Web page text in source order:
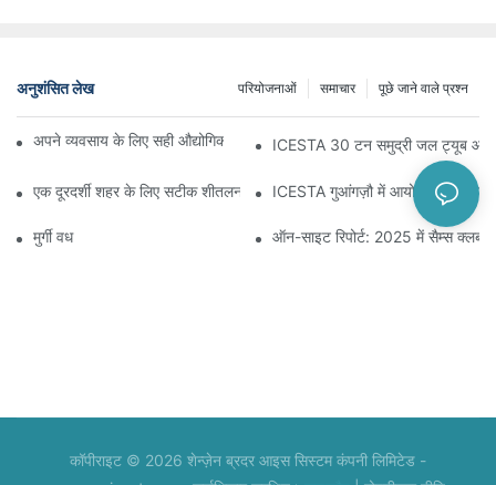
अनुशंसित लेख पूछे जाने वाले प्रश्न
समाचार
परियोजनाओं
अपने व्यवसाय के लिए सही औद्योगिक प्रशीतन प्रणाली का चुनाव कैसे करें?
ICESTA 30 टन समुद्री जल ट्यूब आइस
एक दूरदर्शी शहर के लिए सटीक शीतलन: ICESTA, NEOM के विकास को शक्ति
ICESTA गुआंगज़ौ में आयोजित होने
मुर्गी वध ऑन-साइट रिपोर्ट: 2025 में सैम्स
कॉपीराइट © 2026 शेन्ज़ेन ब्रदर आइस सिस्टम कंपनी लिमिटेड -